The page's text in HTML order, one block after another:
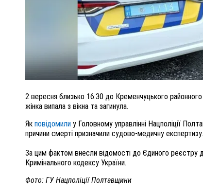
2 вересня близько 16:30 до Кременчуцького районного
жінка випала з вікна та загинула.
Як повідомили у Головному управлінні Нацполіції
причини смерті призначили судово-медичну експертизу.
За цим фактом внесли відомості до Єдиного реєстру
Кримінального кодексу України.
Фото: ГУ Нацполіції Полтавщини
ПОЛІЦІЯ ПОЛТАВЩИНИ РОЗШУКУЄ
ЛЮДМИЛУ ТИМЧЕНКО